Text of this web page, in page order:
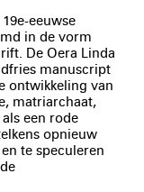
eeuwse
in de vorm
De Oera Linda
manuscript
ontwikkeling van
matriarchaat,
een rode
opnieuw
te speculeren